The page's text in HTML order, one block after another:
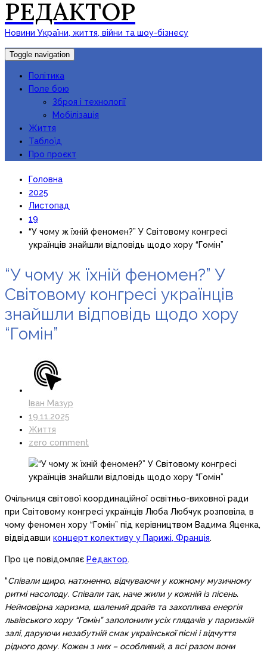
РЕДАКТОР
Новини України, життя, війни та шоу-бізнесу
Toggle navigation
Політика
Поле бою
Зброя і технології
Мобілізація
Життя
Таблоїд
Про проєкт
Головна
2025
Листопад
19
“У чому ж їхній феномен?” У Світовому конгресі
українців знайшли відповідь щодо хору “Гомін”
“У чому ж їхній феномен?” У
Світовому конгресі українців
знайшли відповідь щодо хору
“Гомін”
Іван Мазур
19.11.2025
Життя
zero comment
Очільниця світової координаційної освітньо-виховної ради
при Світовому конгресі українців Люба Любчук розповіла, в
чому феномен хору “Гомін” під керівництвом Вадима Яценка,
відвідавши концерт колективу у Парижі, Франція.
Про це повідомляє Редактор.
“Співали щиро, натхненно, відчуваючи у кожному музичному
ритмі насолоду. Співали так, наче жили у кожній із пісень.
Неймовірна харизма, шалений драйв та захоплива енергія
львівського хору “Гомін” заполонили усіх глядачів у паризькій
залі, даруючи незабутній смак української пісні і відчуття
рідного дому. Кожен з них – особливий, а всі разом вони